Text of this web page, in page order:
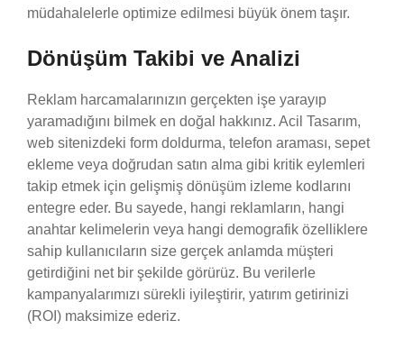
müdahalelerle optimize edilmesi büyük önem taşır.
Dönüşüm Takibi ve Analizi
Reklam harcamalarınızın gerçekten işe yarayıp
yaramadığını bilmek en doğal hakkınız. Acil Tasarım,
web sitenizdeki form doldurma, telefon araması, sepet
ekleme veya doğrudan satın alma gibi kritik eylemleri
takip etmek için gelişmiş dönüşüm izleme kodlarını
entegre eder. Bu sayede, hangi reklamların, hangi
anahtar kelimelerin veya hangi demografik özelliklere
sahip kullanıcıların size gerçek anlamda müşteri
getirdiğini net bir şekilde görürüz. Bu verilerle
kampanyalarımızı sürekli iyileştirir, yatırım getirinizi
(ROI) maksimize ederiz.